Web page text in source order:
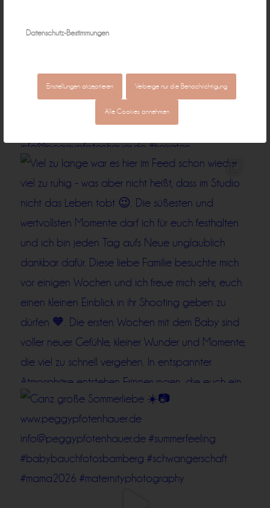
Datenschutz-Bestimmungen
Einstellungen akzeptieren Verberge nur die Benachrichtigung
Alle Cookies annehmen